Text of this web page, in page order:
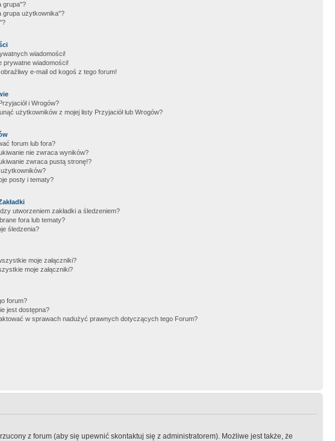
grupa"?
grupa użytkownika"?
wiadomości!
prywatne wiadomości!
e-mail od kogoś z tego forum!
i Wrogów?
użytkowników z mojej listy Przyjaciół lub Wrogów?
forum lub fora?
nie zwraca wyników?
zwraca pustą stronę!?
posty i tematy?
utworzeniem zakładki a śledzeniem?
fora lub tematy?
śledzenia?
moje załączniki?
moje załączniki?
forum?
jest dostępna?
w sprawach nadużyć prawnych dotyczących tego Forum?
z forum (aby się upewnić skontaktuj się z administratorem). Możliwe jest także, że